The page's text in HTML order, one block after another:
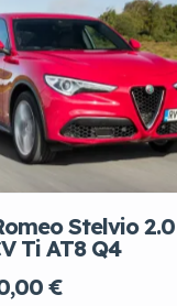
Stelvio
Ti AT8 Q4
€